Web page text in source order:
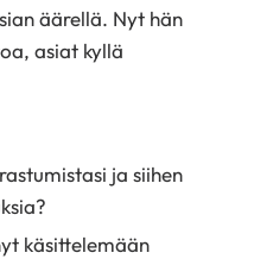
äärellä. Nyt hän
asiat kyllä
ja siihen
käsittelemään